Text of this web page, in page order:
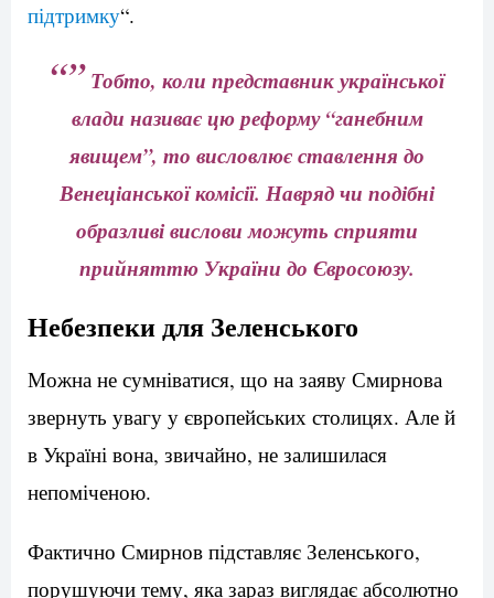
підтримку“.
“” Тобто, коли представник української
влади називає цю реформу “ганебним
явищем”, то висловлює ставлення до
Венеціанської комісії. Навряд чи подібні
образливі вислови можуть сприяти
прийняттю України до Євросоюзу.
Небезпеки для Зеленського
Можна не сумніватися, що на заяву Смирнова
звернуть увагу у європейських столицях. Але й
в Україні вона, звичайно, не залишилася
непоміченою.
Фактично Смирнов підставляє Зеленського,
порушуючи тему, яка зараз виглядає абсолютно